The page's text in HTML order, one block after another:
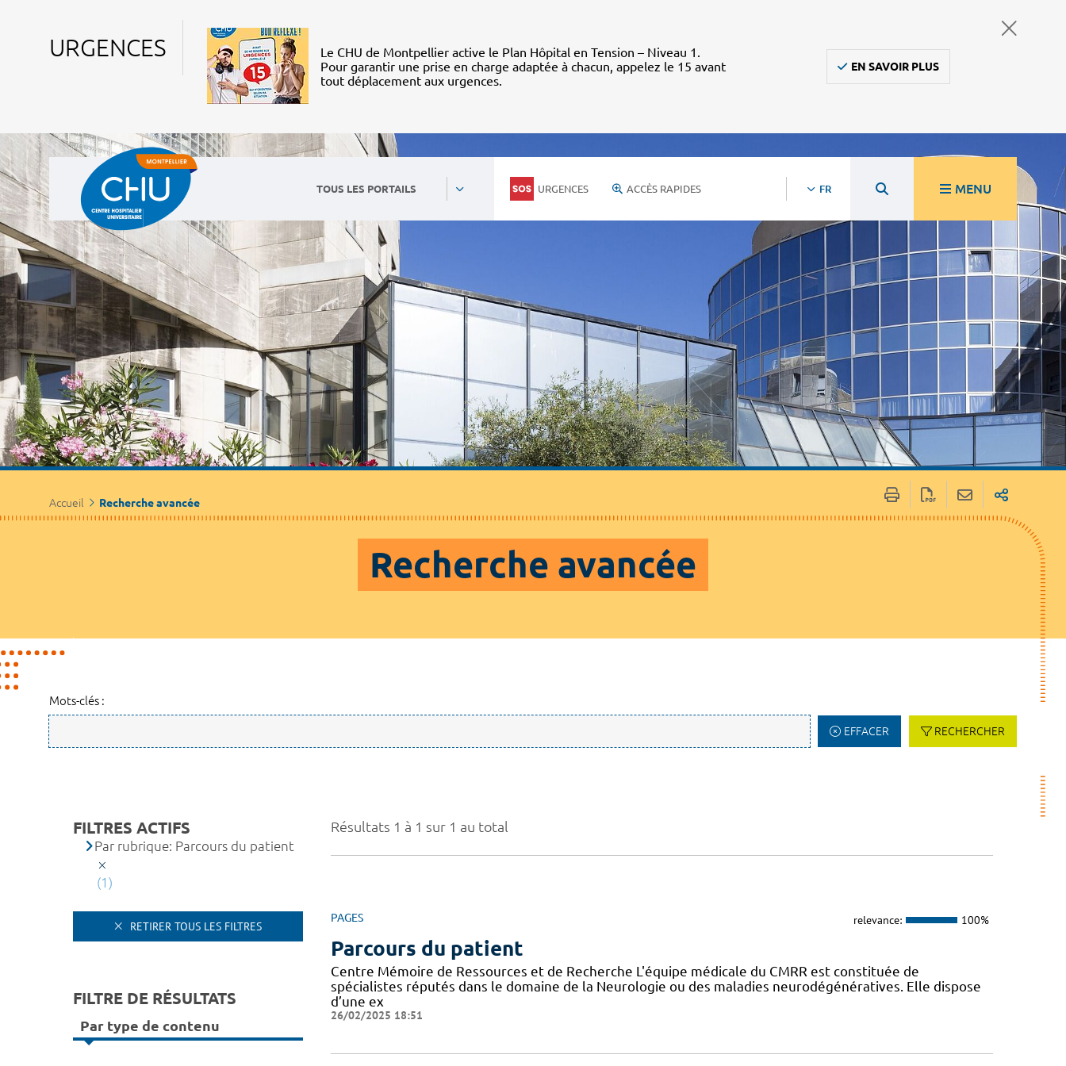
URGENCES
Le CHU de Montpellier active le Plan Hôpital en Tension – Niveau 1.
Pour garantir une prise en charge adaptée à chacun, appelez le 15 avant
tout déplacement aux urgences.
EN SAVOIR PLUS
TOUS LES PORTAILS URGENCES ACCÈS RAPIDES FR MENU
Accueil Recherche avancée
Recherche avancée
Mots-clés :
EFFACER RECHERCHER
Résultats 1 à 1 sur 1 au total
PAGES relevance: 100%
Parcours du patient
Centre Mémoire de Ressources et de Recherche L'équipe médicale du CMRR est constituée de
spécialistes réputés dans le domaine de la Neurologie ou des maladies neurodégénératives. Elle dispose
d’une ex
26/02/2025 18:51
FILTRES ACTIFS
Par rubrique: Parcours du patient
(1)
RETIRER TOUS LES FILTRES
FILTRE DE RÉSULTATS
Par type de contenu